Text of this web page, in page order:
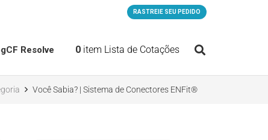
RASTREIE SEU PEDIDO
CF Resolve 0 item Lista de Cotações
Você Sabia? | Sistema de Conectores ENFit®